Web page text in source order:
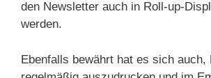
den Newsletter auch in Roll-up-
werden.
Ebenfalls bewährt hat es sich auch,